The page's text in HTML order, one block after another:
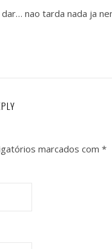
nao tarda nada ja
marcados com *